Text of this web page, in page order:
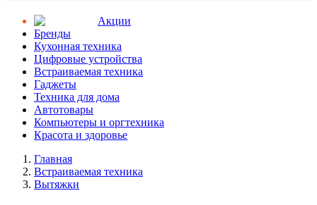
Aкции
Бренды
Кухонная техника
Цифровые устройства
Встраиваемая техника
Гаджеты
Техника для дома
Автотовары
Компьютеры и оргтехника
Красота и здоровье
Главная
Встраиваемая техника
Вытяжки